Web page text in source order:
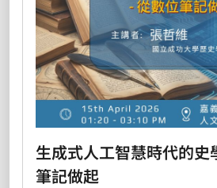
生成式人工智慧時代的史
筆記做起